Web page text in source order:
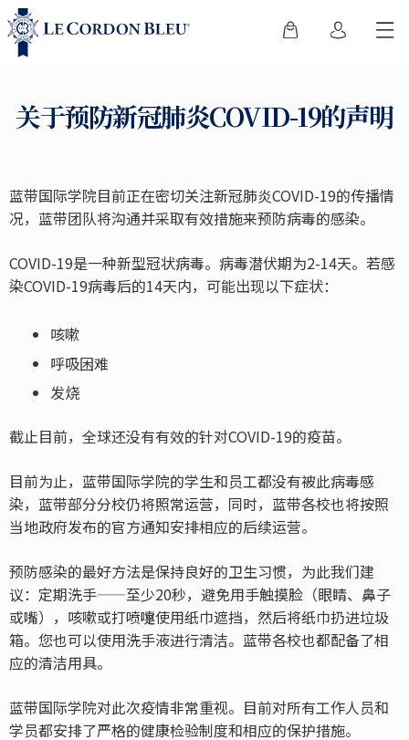
关于预防新冠肺炎COVID-19的声明
蓝带国际学院目前正在密切关注新冠肺炎COVID-19的传播情
况，蓝带团队将沟通并采取有效措施来预防病毒的感染。
COVID-19是一种新型冠状病毒。病毒潜伏期为2-14天。若感
染COVID-19病毒后的14天内，可能出现以下症状：
咳嗽
呼吸困难
发烧
截止目前，全球还没有有效的针对COVID-19的疫苗。
目前为止，蓝带国际学院的学生和员工都没有被此病毒感
染，蓝带部分分校仍将照常运营，同时，蓝带各校也将按照
当地政府发布的官方通知安排相应的后续运营。
预防感染的最好方法是保持良好的卫生习惯，为此我们建
议：定期洗手——至少20秒，避免用手触摸脸（眼睛、鼻子
或嘴），咳嗽或打喷嚏使用纸巾遮挡，然后将纸巾扔进垃圾
箱。您也可以使用洗手液进行清洁。蓝带各校也都配备了相
应的清洁用具。
蓝带国际学院对此次疫情非常重视。目前对所有工作人员和
学员都安排了严格的健康检验制度和相应的保护措施。